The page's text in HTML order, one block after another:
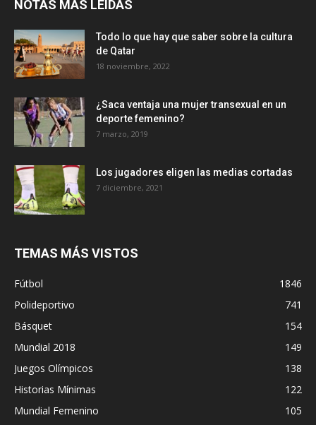
NOTAS MÁS LEIDAS
Todo lo que hay que saber sobre la cultura
de Qatar
18 noviembre, 2022
¿Saca ventaja una mujer transexual en un
deporte femenino?
7 marzo, 2019
Los jugadores eligen las medias cortadas
7 diciembre, 2021
TEMAS MÁS VISTOS
Fútbol
1846
Polideportivo
741
Básquet
154
Mundial 2018
149
Juegos Olímpicos
138
Historias Mínimas
122
Mundial Femenino
105